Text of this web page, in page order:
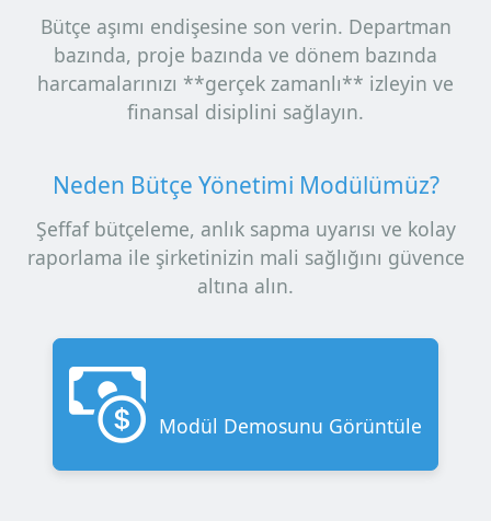
Bütçe aşımı endişesine son verin. Departman
bazında, proje bazında ve dönem bazında
harcamalarınızı **gerçek zamanlı** izleyin ve
finansal disiplini sağlayın.
Neden Bütçe Yönetimi Modülümüz?
Şeffaf bütçeleme, anlık sapma uyarısı ve kolay
raporlama ile şirketinizin mali sağlığını güvence
altına alın.
Modül Demosunu Görüntüle